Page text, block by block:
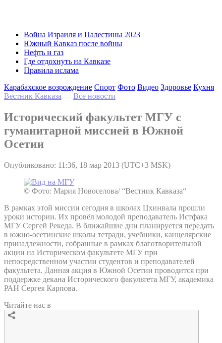
Война Израиля и Палестины 2023
Южный Кавказ после войны
Нефть и газ
Где отдохнуть на Кавказе
Правила ислама
Карабахское возрождение Спорт Фото Видео Здоровье Кухня
Вестник Кавказа — Все новости
Исторический факультет МГУ с
гуманитарной миссией в Южной
Осетии
Опубликовано: 11:36, 18 мар 2013 (UTC+3 MSK)
© Фото: Мария Новоселова/ “Вестник Кавказа“
В рамках этой миссии сегодня в школах Цхинвала прошли
уроки истории. Их провёл молодой преподаватель Истфака
МГУ Сергей Рекеда. В ближайшие дни планируется передать
в южно-осетинские школы тетради, учебники, канцелярские
принадлежности, собранные в рамках благотворительной
акции на Историческом факультете МГУ при
непосредственном участии студентов и преподавателей
факультета. Данная акция в Южной Осетии проводится при
поддержке декана Исторического факультета МГУ, академика
РАН Сергея Карпова.
Читайте нас в